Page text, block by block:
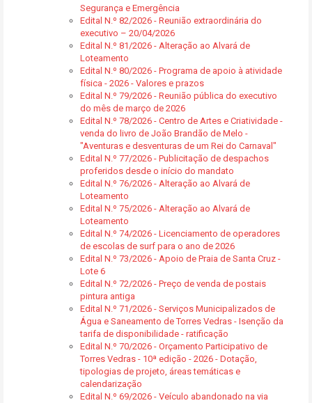
Segurança e Emergência
Edital N.º 82/2026 - Reunião extraordinária do
executivo – 20/04/2026
Edital N.º 81/2026 - Alteração ao Alvará de
Loteamento
Edital N.º 80/2026 - Programa de apoio à atividade
física - 2026 - Valores e prazos
Edital N.º 79/2026 - Reunião pública do executivo
do mês de março de 2026
Edital N.º 78/2026 - Centro de Artes e Criatividade -
venda do livro de João Brandão de Melo -
"Aventuras e desventuras de um Rei do Carnaval"
Edital N.º 77/2026 - Publicitação de despachos
proferidos desde o início do mandato
Edital N.º 76/2026 - Alteração ao Alvará de
Loteamento
Edital N.º 75/2026 - Alteração ao Alvará de
Loteamento
Edital N.º 74/2026 - Licenciamento de operadores
de escolas de surf para o ano de 2026
Edital N.º 73/2026 - Apoio de Praia de Santa Cruz -
Lote 6
Edital N.º 72/2026 - Preço de venda de postais
pintura antiga
Edital N.º 71/2026 - Serviços Municipalizados de
Água e Saneamento de Torres Vedras - Isenção da
tarifa de disponibilidade - ratificação
Edital N.º 70/2026 - Orçamento Participativo de
Torres Vedras - 10ª edição - 2026 - Dotação,
tipologias de projeto, áreas temáticas e
calendarização
Edital N.º 69/2026 - Veículo abandonado na via